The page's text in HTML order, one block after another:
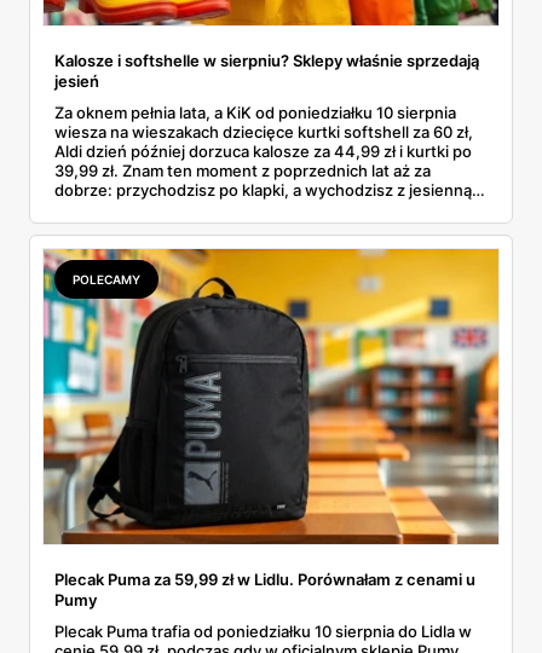
Kalosze i softshelle w sierpniu? Sklepy właśnie sprzedają
jesień
Za oknem pełnia lata, a KiK od poniedziałku 10 sierpnia
wiesza na wieszakach dziecięce kurtki softshell za 60 zł,
Aldi dzień później dorzuca kalosze za 44,99 zł i kurtki po
39,99 zł. Znam ten moment z poprzednich lat aż za
dobrze: przychodzisz po klapki, a wychodzisz z jesienną
pojawi się w gazetkach w przyszłym tygodniu i czy jest
sens kupować jesień, zanim skończą się wakacje.
POLECAMY
Plecak Puma za 59,99 zł w Lidlu. Porównałam z cenami u
Pumy
Plecak Puma trafia od poniedziałku 10 sierpnia do Lidla w